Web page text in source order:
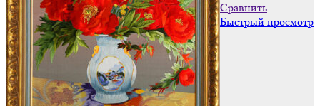
Сравнить
Быстрый просмотр